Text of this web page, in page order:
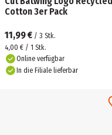
Cotton 3er Pack
11,99 € / 3 Stk.
4,00 € / 1 Stk.
Online verfügbar
In die Filiale lieferbar